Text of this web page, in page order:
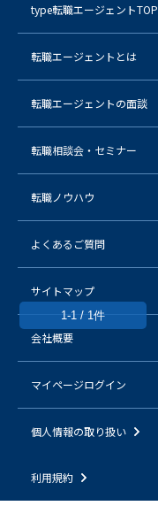
1-1 / 1件
type転職エージェントTOP
転職エージェントとは
転職エージェントの面談
転職相談会・セミナー
転職ノウハウ
よくあるご質問
サイトマップ
会社概要
マイページログイン
個人情報の取り扱い
利用規約